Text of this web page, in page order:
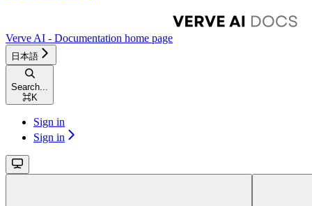
Verve AI - Documentation home page
日本語
Search...
⌘K
Sign in
Sign in